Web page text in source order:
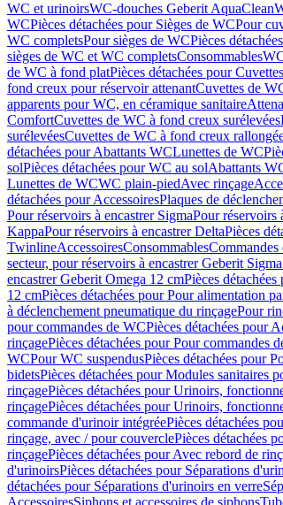
WC et urinoirsWC-douches Geberit AquaClean
WCPièces détachées pour Sièges de WCPour
WC completsPour sièges de WCPièces
sièges de WC et WC completsConsommables
de WC à fond platPièces détachées pour
fond creux pour réservoir attenantCuvettes de
apparents pour WC, en céramique sanitaire
ComfortCuvettes de WC à fond creux surélevées
surélevéesCuvettes de WC à fond creux
détachées pour Abattants WCLunettes de WC
solPièces détachées pour WC au solAbattants
Lunettes de WCWC plain-piedAvec rinçage
détachées pour AccessoiresPlaques de
Pour réservoirs à encastrer SigmaPour réservoirs
KappaPour réservoirs à encastrer DeltaPièces
TwinlineAccessoiresConsommables
secteur, pour réservoirs à encastrer Geberit
encastrer Geberit Omega 12 cmPièces
12 cmPièces détachées pour Pour alimentation
à déclenchement pneumatique du rinçagePour
pour commandes de WCPièces détachées pour
rinçagePièces détachées pour Pour commandes
WCPour WC suspendusPièces détachées pour
bidetsPièces détachées pour Modules sanitaires
rinçagePièces détachées pour Urinoirs,
rinçagePièces détachées pour Urinoirs,
commande d'urinoir intégréePièces détachées
rinçage, avec / pour couverclePièces détachées
rinçagePièces détachées pour Avec rebord de
d'urinoirsPièces détachées pour Séparations
détachées pour Séparations d'urinoirs en verre
AccessoiresSiphons et accessoires de siphons